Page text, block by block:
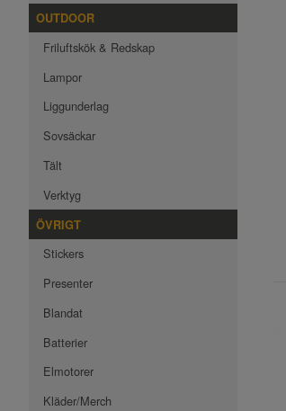
OUTDOOR
Friluftskök & Redskap
Lampor
Liggunderlag
Sovsäckar
Tält
Verktyg
ÖVRIGT
Stickers
Presenter
Blandat
Batterier
Elmotorer
Kläder/Merch